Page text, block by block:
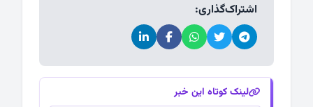
اشتراک‌گذاری:
لینک کوتاه این خبر